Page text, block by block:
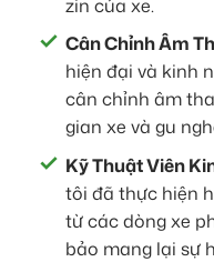
zin của xe.
Cân Chỉnh Âm
hiện đại và kinh
cân chỉnh âm
gian xe và gu
Kỹ Thuật Viên
tôi đã thực hiện
từ các dòng xe
bảo mang lại sự